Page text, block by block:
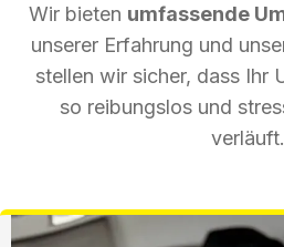
Wir bieten umfassende
unserer Erfahrung und
stellen wir sicher, dass Ihr
so reibungslos und
verläuft.